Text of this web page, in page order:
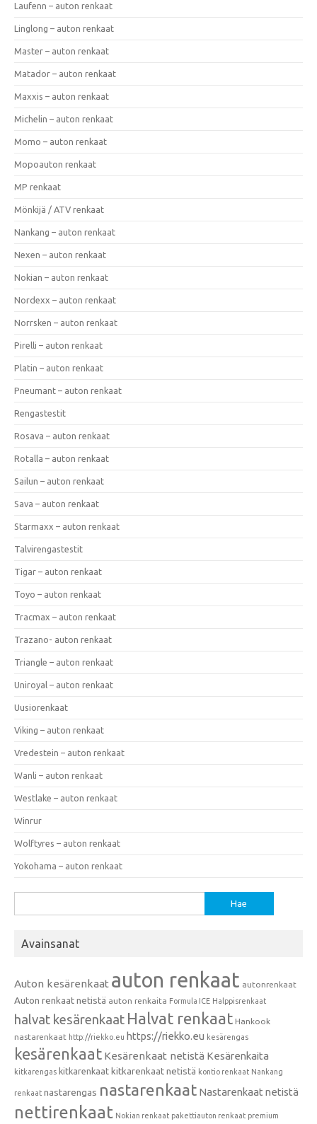
Laufenn – auton renkaat
Linglong – auton renkaat
Master – auton renkaat
Matador – auton renkaat
Maxxis – auton renkaat
Michelin – auton renkaat
Momo – auton renkaat
Mopoauton renkaat
MP renkaat
Mönkijä / ATV renkaat
Nankang – auton renkaat
Nexen – auton renkaat
Nokian – auton renkaat
Nordexx – auton renkaat
Norrsken – auton renkaat
Pirelli – auton renkaat
Platin – auton renkaat
Pneumant – auton renkaat
Rengastestit
Rosava – auton renkaat
Rotalla – auton renkaat
Sailun – auton renkaat
Sava – auton renkaat
Starmaxx – auton renkaat
Talvirengastestit
Tigar – auton renkaat
Toyo – auton renkaat
Tracmax – auton renkaat
Trazano- auton renkaat
Triangle – auton renkaat
Uniroyal – auton renkaat
Uusiorenkaat
Viking – auton renkaat
Vredestein – auton renkaat
Wanli – auton renkaat
Westlake – auton renkaat
Winrur
Wolftyres – auton renkaat
Yokohama – auton renkaat
Avainsanat
Auton kesärenkaat auton renkaat autonrenkaat
Auton renkaat netistä auton renkaita Formula ICE Halppisrenkaat
halvat kesärenkaat Halvat renkaat Hankook
nastarenkaat http://riekko.eu https://riekko.eu kesärengas
kesärenkaat Kesärenkaat netistä Kesärenkaita
kitkarengas kitkarenkaat kitkarenkaat netistä kontio renkaat Nankang
renkaat nastarengas nastarenkaat Nastarenkaat netistä
nettirenkaat Nokian renkaat pakettiauton renkaat premium